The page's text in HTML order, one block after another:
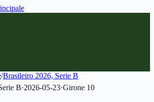
/Brasileiro 2026, Serie B
B·2026-05-23·Girone 10